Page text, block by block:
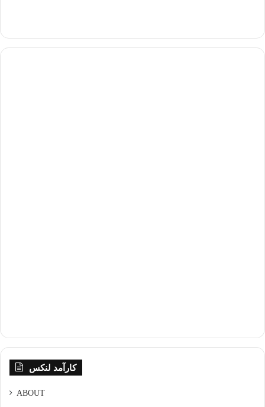
کارآمد لنکس
ABOUT